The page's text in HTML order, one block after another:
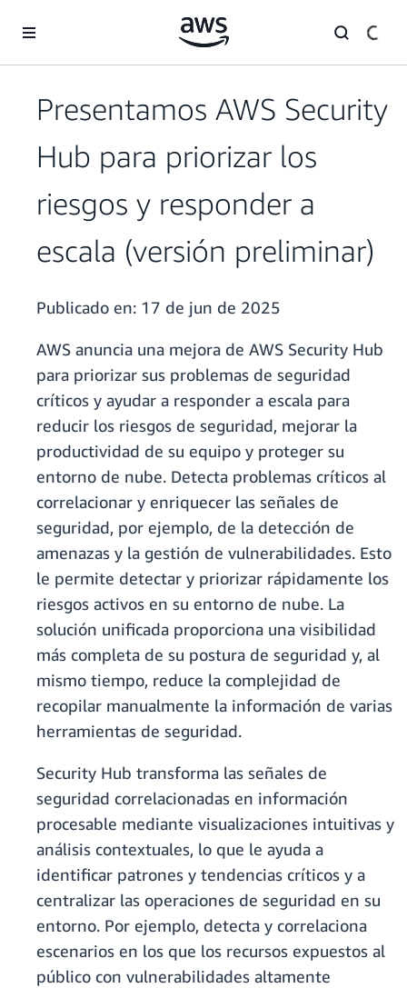
Presentamos AWS Security
Hub para priorizar los
riesgos y responder a
escala (versión preliminar)
Publicado en: 17 de jun de 2025
AWS anuncia una mejora de AWS Security Hub
para priorizar sus problemas de seguridad
críticos y ayudar a responder a escala para
reducir los riesgos de seguridad, mejorar la
productividad de su equipo y proteger su
entorno de nube. Detecta problemas críticos al
correlacionar y enriquecer las señales de
seguridad, por ejemplo, de la detección de
amenazas y la gestión de vulnerabilidades. Esto
le permite detectar y priorizar rápidamente los
riesgos activos en su entorno de nube. La
solución unificada proporciona una visibilidad
más completa de su postura de seguridad y, al
mismo tiempo, reduce la complejidad de
recopilar manualmente la información de varias
herramientas de seguridad.
Security Hub transforma las señales de
seguridad correlacionadas en información
procesable mediante visualizaciones intuitivas y
análisis contextuales, lo que le ayuda a
identificar patrones y tendencias críticos y a
centralizar las operaciones de seguridad en su
entorno. Por ejemplo, detecta y correlaciona
escenarios en los que los recursos expuestos al
público con vulnerabilidades altamente